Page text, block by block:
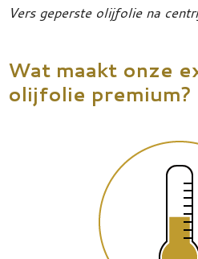
Vers geperste olijfolie na
Wat maakt onze
olijfolie premium?